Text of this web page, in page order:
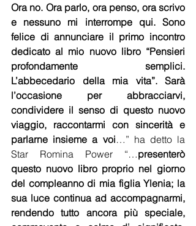
Ora no. Ora parlo, ora penso, ora scrivo
e nessuno mi interrompe qui. Sono
felice di annunciare il primo incontro
dedicato al mio nuovo libro “Pensieri
profondamente semplici.
L’abbecedario della mia vita”. Sarà
l’occasione per abbracciarvi,
condividere il senso di questo nuovo
viaggio, raccontarmi con sincerità e
parlarne insieme a voi…” ha detto la
Star Romina Power “…presenterò
questo nuovo libro proprio nel giorno
del compleanno di mia figlia Ylenia; la
sua luce continua ad accompagnarmi,
rendendo tutto ancora più speciale,